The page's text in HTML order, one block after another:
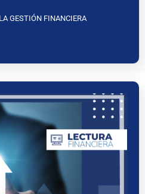
GESTIÓN FINANCIERA